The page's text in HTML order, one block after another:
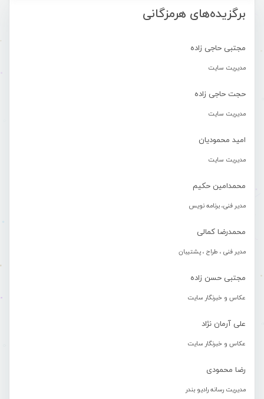
برگزیده‌های هرمزگانی
مجتبی حاجی زاده
مدیریت سایت
حجت حاجی زاده
مدیریت سایت
امید محمودیان
مدیریت سایت
محمدامین حکیم
مدیر فنی، برنامه نویس
محمدرضا کمالی
مدیر فنی ، طراح ، پشتیبان
مجتبی حسن زاده
عکاس و خبرنگار سایت
علی آرمان نژاد
عکاس و خبرنگار سایت
رضا محمودی
مدیریت رسانه رادیو بندر